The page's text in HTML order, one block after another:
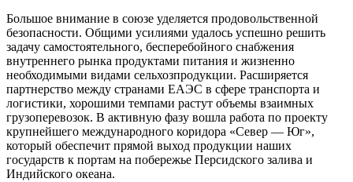
Большое внимание в союзе уделяется продовольственной
безопасности. Общими усилиями удалось успешно решить
задачу самостоятельного, бесперебойного снабжения
внутреннего рынка продуктами питания и жизненно
необходимыми видами сельхозпродукции. Расширяется
партнерство между странами ЕАЭС в сфере транспорта и
логистики, хорошими темпами растут объемы взаимных
грузоперевозок. В активную фазу вошла работа по проекту
крупнейшего международного коридора «Север — Юг»,
который обеспечит прямой выход продукции наших
государств к портам на побережье Персидского залива и
Индийского океана.